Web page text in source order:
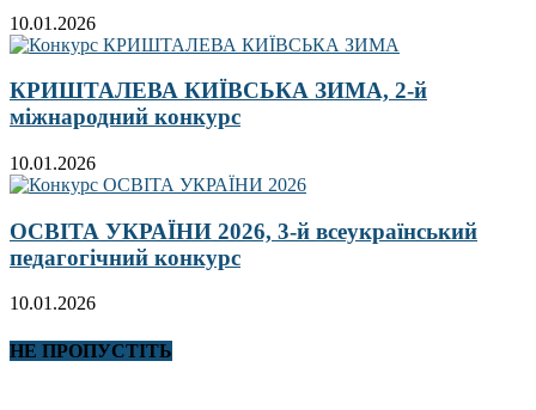
10.01.2026
КРИШТАЛЕВА КИЇВСЬКА ЗИМА, 2-й
міжнародний конкурс
10.01.2026
ОСВІТА УКРАЇНИ 2026, 3-й всеукраїнський
педагогічний конкурс
10.01.2026
НЕ ПРОПУСТІТЬ